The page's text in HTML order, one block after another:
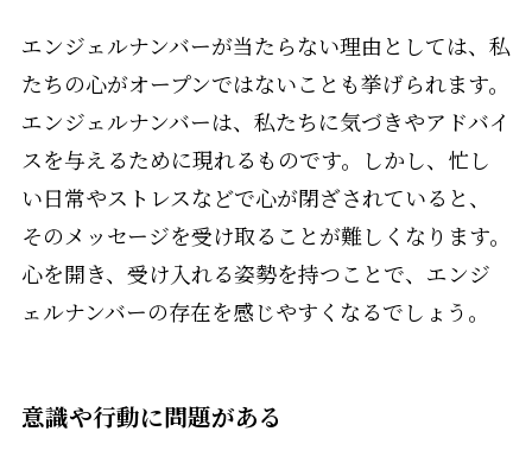
エンジェルナンバーが当たらない理由としては、私
たちの心がオープンではないことも挙げられます。
エンジェルナンバーは、私たちに気づきやアドバイ
スを与えるために現れるものです。しかし、忙し
い日常やストレスなどで心が閉ざされていると、
そのメッセージを受け取ることが難しくなります。
心を開き、受け入れる姿勢を持つことで、エンジ
ェルナンバーの存在を感じやすくなるでしょう。
意識や行動に問題がある